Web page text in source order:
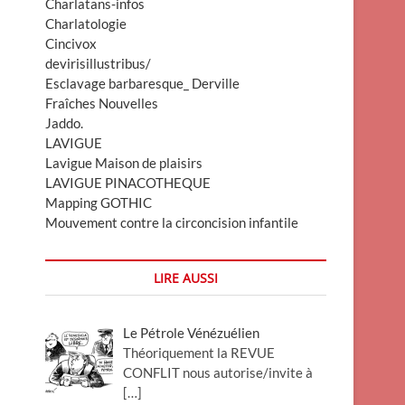
Charlatans-infos
Charlatologie
Cincivox
devirisillustribus/
Esclavage barbaresque_ Derville
Fraîches Nouvelles
Jaddo.
LAVIGUE
Lavigue Maison de plaisirs
LAVIGUE PINACOTHEQUE
Mapping GOTHIC
Mouvement contre la circoncision infantile
LIRE AUSSI
Le Pétrole Vénézuélien
Théoriquement la REVUE
CONFLIT nous autorise/invite à
[…]